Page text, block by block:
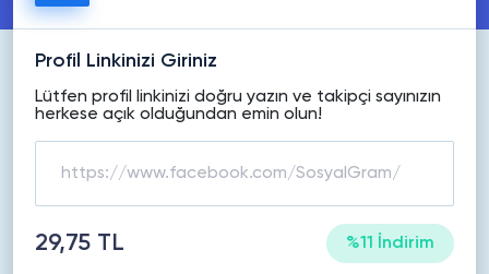
Profil Linkinizi Giriniz
Lütfen profil linkinizi doğru yazın ve takipçi sayınızın
herkese açık olduğundan emin olun!
29,75 TL %11 İndirim